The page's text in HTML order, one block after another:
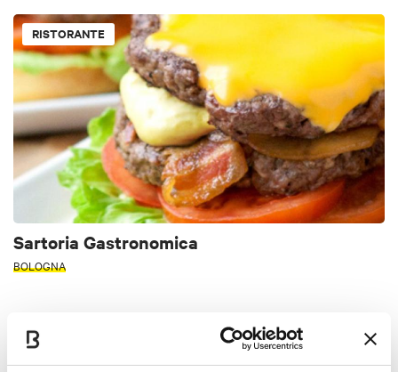
RISTORANTE
Sartoria Gastronomica
BOLOGNA
SCUOLE DI CUCINA E SFOGLINE